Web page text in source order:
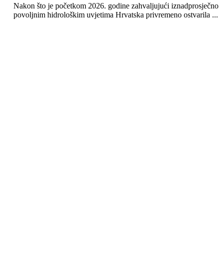
Nakon što je početkom 2026. godine zahvaljujući iznadprosječno
povoljnim hidrološkim uvjetima Hrvatska privremeno ostvarila ...